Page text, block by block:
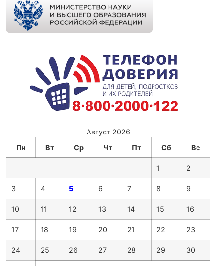
Август 2026
Пн
Вт Ср Чт Пт Сб Вс
1 2
3 4 5 6 7 8 9
10 11 12 13 14 15 16
17 18 19 20 21 22 23
24 25 26 27 28 29 30